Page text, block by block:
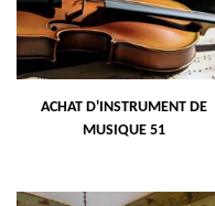
ACHAT D'INSTRUMENT DE
MUSIQUE 51